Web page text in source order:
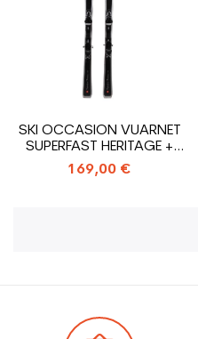
SKI OCCASION VUARNET
SUPERFAST HERITAGE +
FIXATIONS
169,00 €